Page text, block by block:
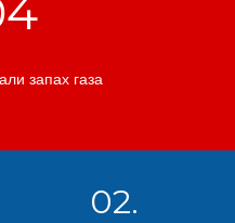
запах газа
02.